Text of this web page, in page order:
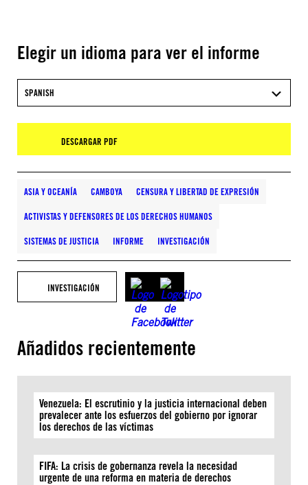
Elegir un idioma para ver el informe
SPANISH
DESCARGAR PDF
ASIA Y OCEANÍA CAMBOYA CENSURA Y LIBERTAD DE EXPRESIÓN
ACTIVISTAS Y DEFENSORES DE LOS DERECHOS HUMANOS
SISTEMAS DE JUSTICIA INFORME INVESTIGACIÓN
INVESTIGACIÓN
Añadidos recientemente
Venezuela: El escrutinio y la justicia internacional deben
prevalecer ante los esfuerzos del gobierno por ignorar
los derechos de las víctimas
FIFA: La crisis de gobernanza revela la necesidad
urgente de una reforma en materia de derechos